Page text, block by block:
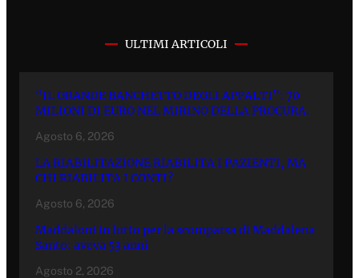
ULTIMI ARTICOLI
“IL GRANDE BANCHETTO DEGLI APPALTI”: 70
MILIONI DI EURO NEL MIRINO DELLA PROCURA.
Agosto 6, 2026
LA RIABILITAZIONE RIABILITA I PAZIENTI, MA
CHI RIABILITA I CONTI?
Agosto 6, 2026
Maddaloni in lutto per la scomparsa di Maddalena
Santo: aveva 53 anni
Agosto 2, 2026